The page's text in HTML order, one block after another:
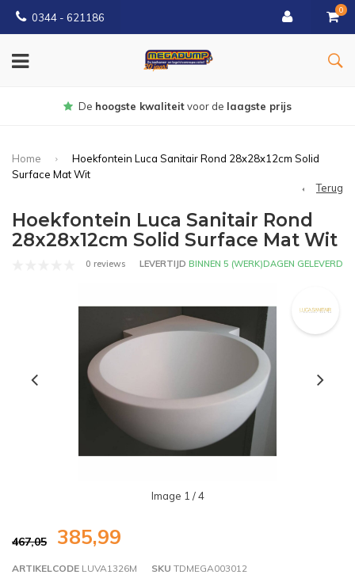
0344 - 621186
0
Gratisbezorgd vanaf € 150
Home
Hoekfontein Luca Sanitair Rond 28x28x12cm Solid
Surface Mat Wit
Terug
Hoekfontein Luca Sanitair Rond
28x28x12cm Solid Surface Mat Wit
0 reviews LEVERTIJD BINNEN 5 (WERK)DAGEN GELEVERD
Image 1 / 4
467,05 385,99
ARTIKELCODE LUVA1326M SKU TDMEGA003012